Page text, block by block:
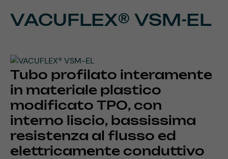
VACUFLEX® VSM-EL
Tubo profilato interamente
in materiale plastico
modificato TPO, con
interno liscio, bassissima
resistenza al flusso ed
elettricamente conduttivo